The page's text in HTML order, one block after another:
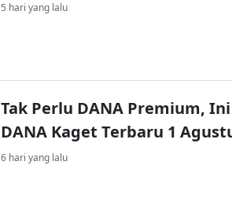
5 hari yang lalu
Tak Perlu DANA Premium,
DANA Kaget Terbaru 1
6 hari yang lalu